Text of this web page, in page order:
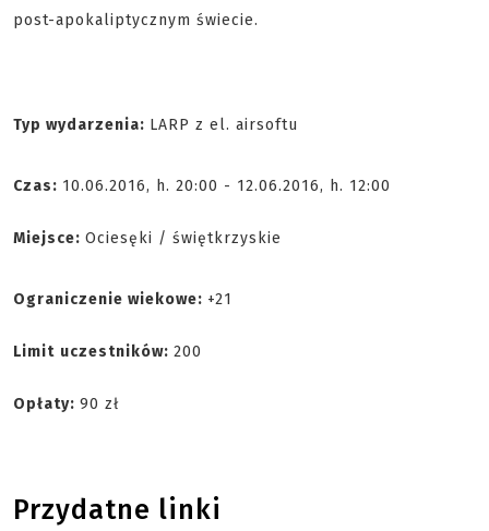
post-apokaliptycznym świecie.
Typ wydarzenia: LARP z el. airsoftu
Czas: 10.06.2016, h. 20:00 - 12.06.2016, h. 12:00
Miejsce: Ociesęki / świętkrzyskie
Ograniczenie wiekowe: +21
Limit uczestników: 200
Opłaty: 90 zł
Przydatne linki